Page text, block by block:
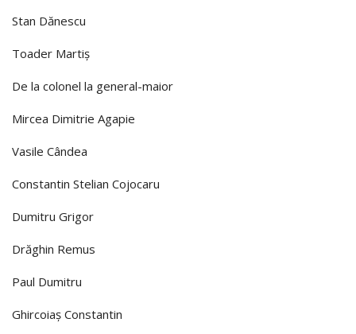
Stan Dănescu
Toader Martiş
De la colonel la general-maior
Mircea Dimitrie Agapie
Vasile Cândea
Constantin Stelian Cojocaru
Dumitru Grigor
Drăghin Remus
Paul Dumitru
Ghircoiaş Constantin